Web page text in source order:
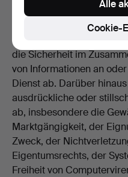
keine ausdrücklichen
Zusicherungen,
auf die Plattform und/
die Sicherheit im
von Informationen an
Dienst ab. Darüber
ausdrückliche oder
ab, insbesondere die
Marktgängigkeit, der
Zweck, der
Eigentumsrechts, der
Freiheit von
Cookie-
Alle